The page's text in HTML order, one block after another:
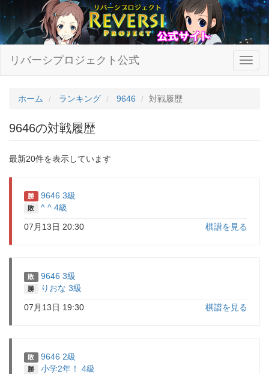
リバーシプロジェクト公式
ホーム ランキング 9646 対戦履歴
9646の対戦履歴
最新20件を表示しています
勝 9646 3級
敗
^ ^ 4級
棋譜を見る
07月13日 20:30
敗 9646 3級
勝
りおな 3級
棋譜を見る
07月13日 19:30
敗 9646 2級
勝
小学2年！ 4級